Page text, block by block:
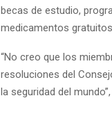
becas de estudio,
medicamentos
“No creo que los
resoluciones del
la seguridad del